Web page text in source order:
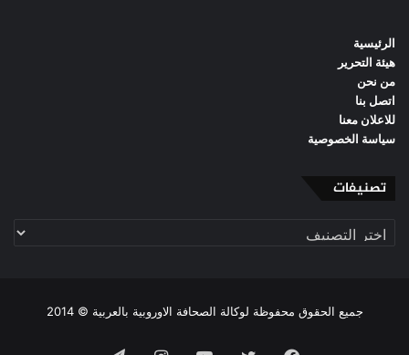
الرئيسية
هيئة التحرير
من نحن
اتصل بنا
للاعلان معنا
سياسة الخصوصية
تصنيفات
تصنيفات
جميع الحقوق محفوظة لوكالة الصحافة الاوروبية بالعربية © 2014